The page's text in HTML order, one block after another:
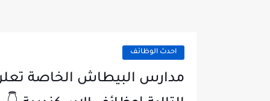
احدث الوظائف
مدارس البيطاش الخاصة